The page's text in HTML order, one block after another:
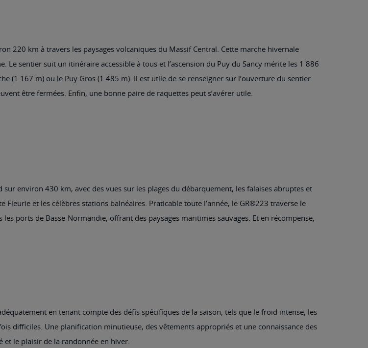
220 km à travers les paysages volcaniques du Massif Central. Cette marche hivernale
Le sentier suit un itinéraire accessible à tous et l’ascension du Puy du Sancy mérite les 1 886
(1 167 m) ou le Puy Gros (1 485 m). Il est utile de se renseigner sur l’ouverture du sentier
être fermées. Enfin, une bonne paire de raquettes peut s’avérer utile.
environ 430 km, avec des vues sur les plages du débarquement, les falaises abruptes et
et les célèbres stations balnéaires. Praticable toute l’année, le GR®223 traverse le
ports de Basse-Normandie, offrant des paysages maritimes sauvages. Et en récompense,
en tenant compte des défis spécifiques de la saison, tels que le froid intense, les
difficiles. Une planification minutieuse, des vêtements appropriés et une connaissance des
le plaisir de la randonnée en hiver.